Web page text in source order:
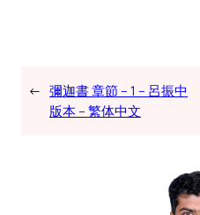
← 彌迦書 章節 – 1 – 呂振中
版本 – 繁体中文